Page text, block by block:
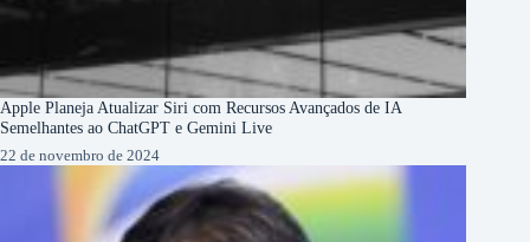
Apple Planeja Atualizar Siri com Recursos Avançados de IA
Semelhantes ao ChatGPT e Gemini Live
22 de novembro de 2024